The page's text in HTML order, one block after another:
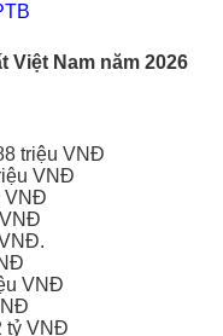
Việt Nam năm 2026
triệu VNĐ
VNĐ
VNĐ
VNĐ
tỷ VNĐ